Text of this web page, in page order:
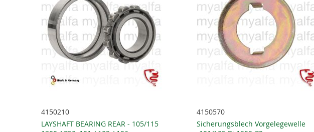
4150210
LAYSHAFT BEARING REAR - 105/115
4150570
Sicherungsblech Vorgelegewelle